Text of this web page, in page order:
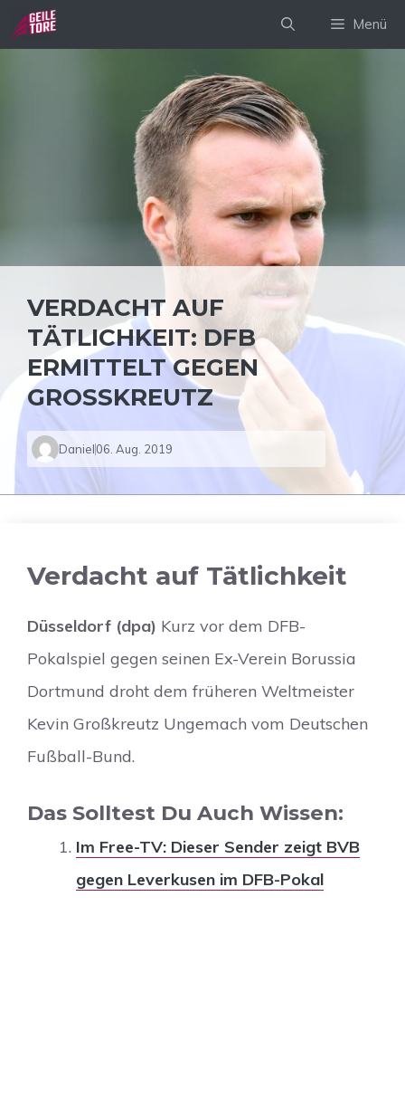
Zum
Inhalt
Menü
VERDACHT AUF
TÄTLICHKEIT: DFB
ERMITTELT GEGEN
GROSSKREUTZ
Daniel06. Aug. 2019
Verdacht auf Tätlichkeit
Düsseldorf (dpa) Kurz vor dem DFB-
Pokalspiel gegen seinen Ex-Verein Borussia
Dortmund droht dem früheren Weltmeister
Kevin Großkreutz Ungemach vom Deutschen
Fußball-Bund.
Das Solltest Du Auch Wissen:
Im Free-TV: Dieser Sender zeigt BVB
gegen Leverkusen im DFB-Pokal